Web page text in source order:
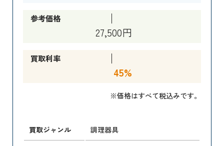
参考価格
27,500円
買取利率
45%
※価格はすべて税込みです。
買取ジャンル 調理器具